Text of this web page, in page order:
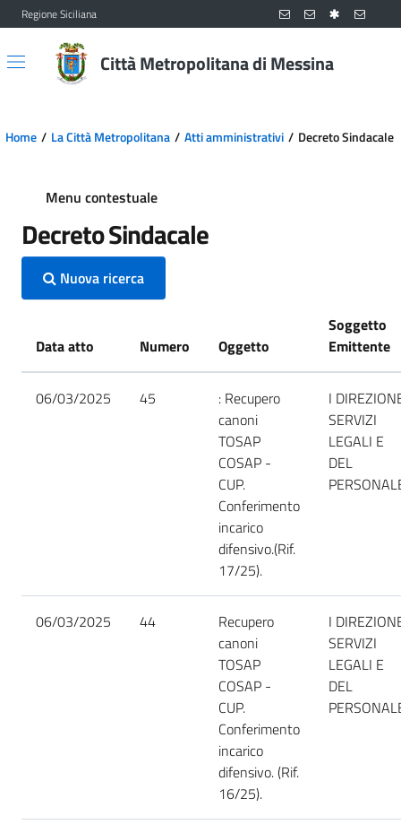
Vai al contenuto principale
Vai al menu principale
Regione Siciliana
Città Metropolitana di Messina
Home La Città Metropolitana Atti amministrativi Decreto Sindacale
Menu contestuale
Decreto Sindacale
Nuova ricerca
Data atto Numero Oggetto
Soggetto
Emittente
06/03/2025 45
: Recupero
canoni
TOSAP
COSAP -
CUP.
Conferimento
incarico
difensivo.(Rif.
17/25).
I
SERVIZI
LEGALI E
DEL
06/03/2025 44
Recupero
canoni
TOSAP
COSAP -
CUP.
Conferimento
incarico
difensivo. (Rif.
16/25).
I
SERVIZI
LEGALI E
DEL